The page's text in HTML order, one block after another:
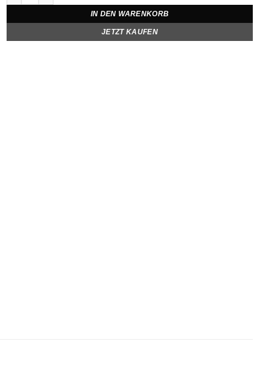
IN DEN WARENKORB
JETZT KAUFEN